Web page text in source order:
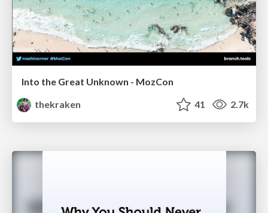
Into the Great Unknown - MozCon
thekraken
41 2.7k